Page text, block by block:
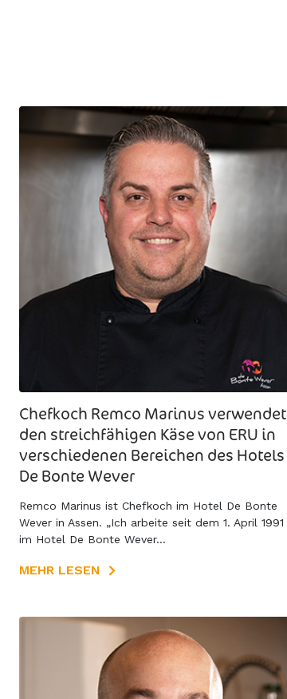
Chefkoch Remco Marinus verwendet
den streichfähigen Käse von ERU in
verschiedenen Bereichen des Hotels
De Bonte Wever
Remco Marinus ist Chefkoch im Hotel De Bonte
Wever in Assen. „Ich arbeite seit dem 1. April 1991
im Hotel De Bonte Wever...
MEHR LESEN